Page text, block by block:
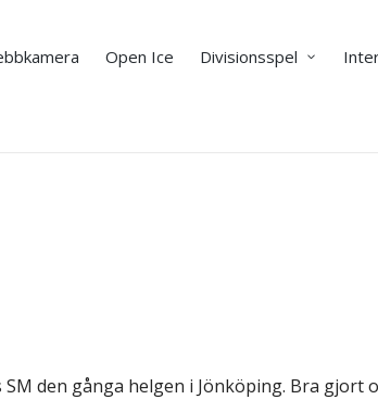
Open Ice Divisionsspel
den gånga helgen i Jönköping. Bra gjort